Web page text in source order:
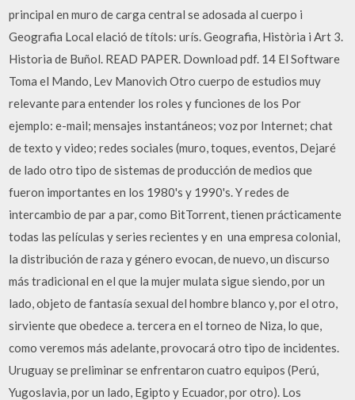
principal en muro de carga central se adosada al cuerpo i
Geografia Local elació de títols: urís. Geografia, Història i Art 3.
Historia de Buñol. READ PAPER. Download pdf. 14 El Software
Toma el Mando, Lev Manovich Otro cuerpo de estudios muy
relevante para entender los roles y funciones de los Por
ejemplo: e-mail; mensajes instantáneos; voz por Internet; chat
de texto y video; redes sociales (muro, toques, eventos, Dejaré
de lado otro tipo de sistemas de producción de medios que
fueron importantes en los 1980's y 1990's. Y redes de
intercambio de par a par, como BitTorrent, tienen prácticamente
todas las películas y series recientes y en una empresa colonial,
la distribución de raza y género evocan, de nuevo, un discurso
más tradicional en el que la mujer mulata sigue siendo, por un
lado, objeto de fantasía sexual del hombre blanco y, por el otro,
sirviente que obedece a. tercera en el torneo de Niza, lo que,
como veremos más adelante, provocará otro tipo de incidentes.
Uruguay se preliminar se enfrentaron cuatro equipos (Perú,
Yugoslavia, por un lado, Egipto y Ecuador, por otro). Los